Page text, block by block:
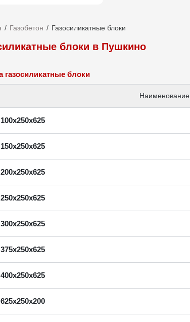
Газобетон Газосиликатные блоки
блоки в Пушкино
газосиликатные блоки
Наименование